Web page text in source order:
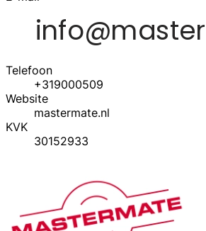
Telefoon
+319000509
Website
mastermate.nl
KVK
30152933